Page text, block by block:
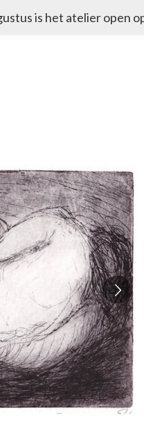
is het atelier open